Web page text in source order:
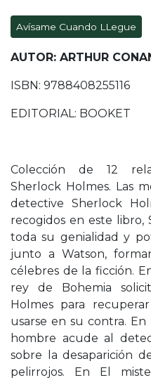
Avísame Cuando LLegue
AUTOR: ARTHUR
ISBN: 9788408255116
EDITORIAL: BOOKET
Colección de 12
Sherlock Holmes. Las
detective Sherlock
recogidos en este libro,
toda su genialidad y
junto a Watson,
célebres de la ficción.
rey de Bohemia
Holmes para
usarse en su contra.
hombre acude al
sobre la desaparición
pelirrojos. En El